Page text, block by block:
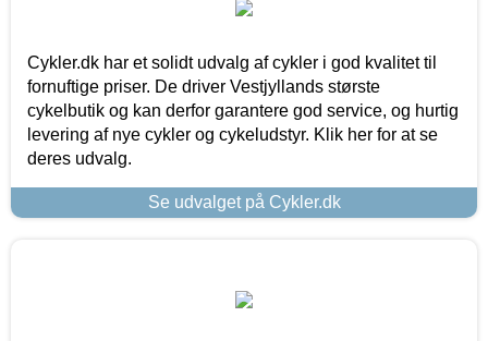
Cykler.dk har et solidt udvalg af cykler i god kvalitet til
fornuftige priser. De driver Vestjyllands største
cykelbutik og kan derfor garantere god service, og hurtig
levering af nye cykler og cykeludstyr. Klik her for at se
deres udvalg.
Se udvalget på Cykler.dk